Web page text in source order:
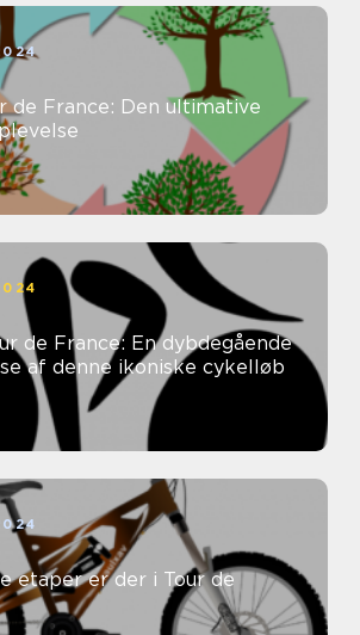
de France: Den ultimative
de France: En dybdegående
af denne ikoniske cykelløb
etaper er der i Tour de